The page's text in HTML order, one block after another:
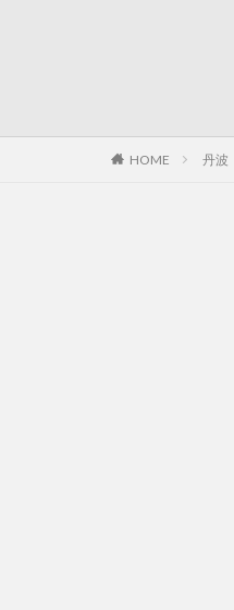
HOME 丹波